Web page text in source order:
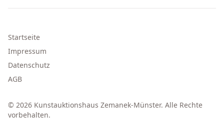
Startseite
Impressum
Datenschutz
AGB
© 2026 Kunstauktionshaus Zemanek-Münster. Alle Rechte
vorbehalten.